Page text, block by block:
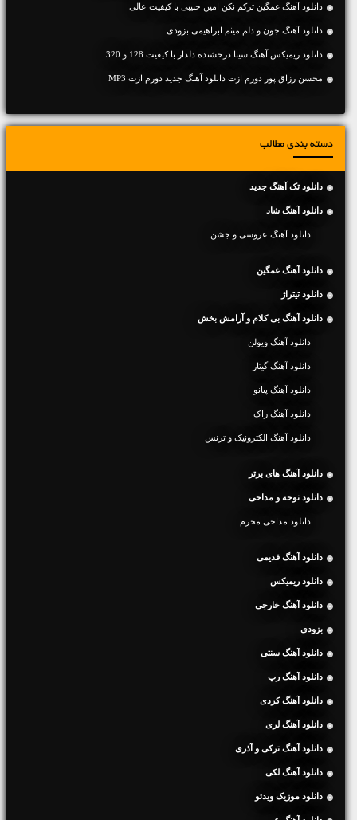
دانلود آهنگ غمگین ترکم نکن امین حبیبی با کیفیت عالی
دانلود آهنگ جون و دلم میثم ابراهیمی بزودی
دانلود ریمیکس آهنگ سینا درخشنده دلدار با کیفیت 128 و 320
محسن رزاق پور دورم ازت دانلود آهنگ جدید دورم ازت MP3
دسته بندی مطالب
دانلود تک آهنگ جدید
دانلود آهنگ شاد
دانلود آهنگ عروسی و جشن
دانلود آهنگ غمگین
دانلود تیتراژ
دانلود آهنگ بی کلام و آرامش بخش
دانلود آهنگ ویولن
دانلود آهنگ گیتار
دانلود آهنگ پیانو
دانلود آهنگ راک
دانلود آهنگ الکترونیک و ترنس
دانلود آهنگ های برتر
دانلود نوحه و مداحی
دانلود مداحی محرم
دانلود آهنگ قدیمی
دانلود ریمیکس
دانلود آهنگ خارجی
بزودی
دانلود آهنگ سنتی
دانلود آهنگ رپ
دانلود آهنگ کردی
دانلود آهنگ لری
دانلود آهنگ ترکی و آذری
دانلود آهنگ لکی
دانلود موزیک ویدئو